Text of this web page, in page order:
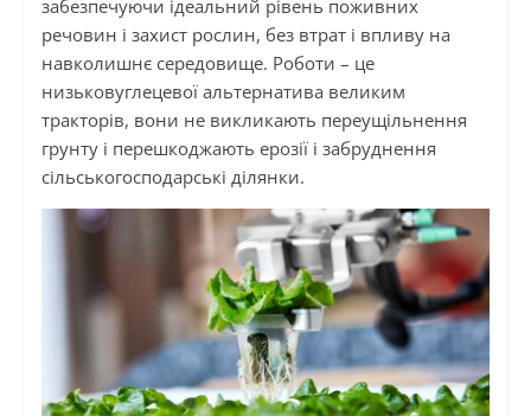
забезпечуючи ідеальний рівень поживних
речовин і захист рослин, без втрат і впливу на
навколишнє середовище. Роботи – це
низьковуглецевої альтернатива великим
тракторів, вони не викликають переущільнення
грунту і перешкоджають ерозії і забруднення
сільськогосподарські ділянки.